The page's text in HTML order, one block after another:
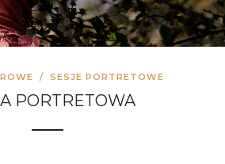
/ SESJE PORTRETOWE
PORTRETOWA